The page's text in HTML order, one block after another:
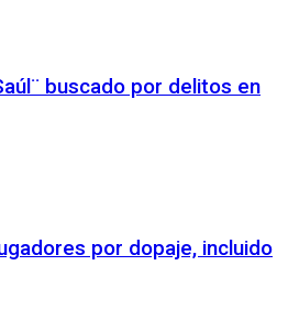
buscado por delitos en
por dopaje, incluido